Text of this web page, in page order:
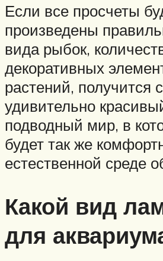
Если все просчеты
произведены
вида рыбок,
декоративных
растений, получится
удивительно
подводный мир, в
будет так же
естественной среде
Какой вид
для